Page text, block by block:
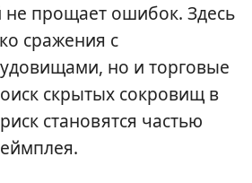
не прощает ошибок. Здесь
сражения с
но и торговые
скрытых сокровищ в
становятся частью